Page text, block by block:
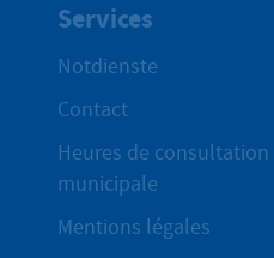
Services
Notdienste
Contact
Heures de
municipale
Mentions légales